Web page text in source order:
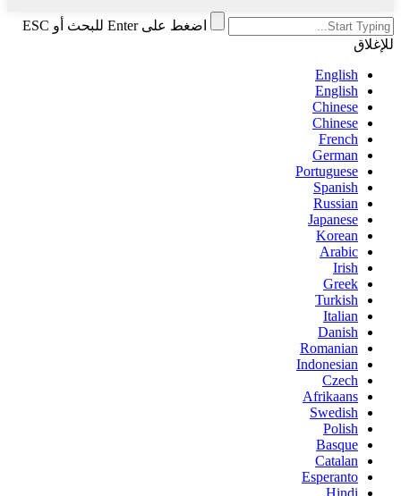
اضغط على Enter للبحث أو ESC
للإغلاق
English
English
Chinese
Chinese
French
German
Portuguese
Spanish
Russian
Japanese
Korean
Arabic
Irish
Greek
Turkish
Italian
Danish
Romanian
Indonesian
Czech
Afrikaans
Swedish
Polish
Basque
Catalan
Esperanto
Hindi